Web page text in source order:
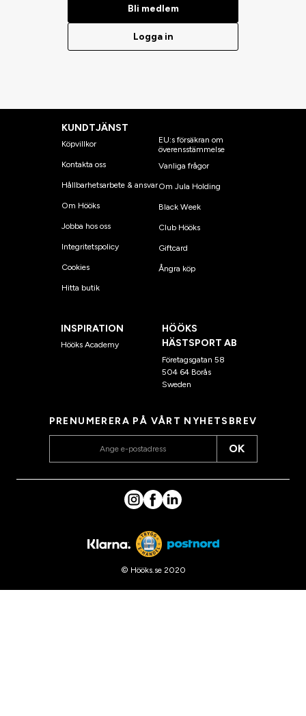
Bli medlem
Logga in
KUNDTJÄNST
Köpvillkor
Kontakta oss
Hållbarhetsarbete & ansvar
Om Hööks
Jobba hos oss
Integritetspolicy
Cookies
Hitta butik
EU:s försäkran om
överensstämmelse
Vanliga frågor
Om Jula Holding
Black Week
Club Hööks
Giftcard
Ångra köp
INSPIRATION
Hööks Academy
HÖÖKS
HÄSTSPORT AB
Företagsgatan 58
504 64 Borås
Sweden
PRENUMERERA PÅ VÅRT NYHETSBREV
OK
© Hööks.se 2020